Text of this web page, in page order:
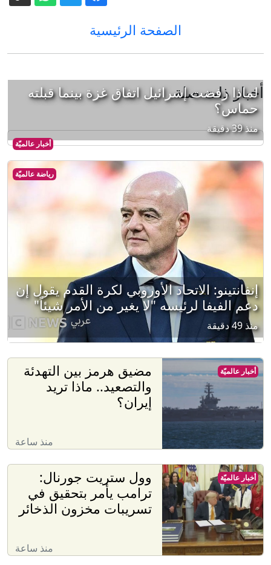
الصفحة الرئيسية
أخبار ذات صلة
أخبار عالميّة
لماذا رفضت إسرائيل اتفاق غزة بينما قبلته
حماس؟
منذ 39 دقيقة
رياضة عالميّة
إنفانتينو: الاتحاد الأوروبي لكرة القدم يقول إن
دعم الفيفا لرئيسه "لا يغير من الأمر شيئاً"
منذ 49 دقيقة
مضيق هرمز بين التهدئة
والتصعيد.. ماذا تريد
إيران؟
منذ ساعة
أخبار عالميّة
وول ستريت جورنال:
ترامب يأمر بتحقيق في
تسريبات مخزون الذخائر
منذ ساعة
أخبار عالميّة